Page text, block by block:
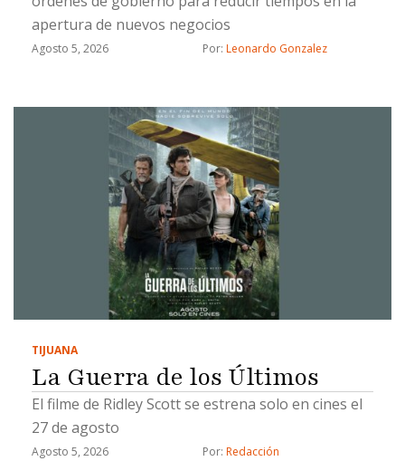
apertura de nuevos negocios
Agosto 5, 2026 Por: Leonardo Gonzalez
TIJUANA
La Guerra de los Últimos
El filme de Ridley Scott se estrena solo en cines el
27 de agosto
Agosto 5, 2026 Por: Redacción